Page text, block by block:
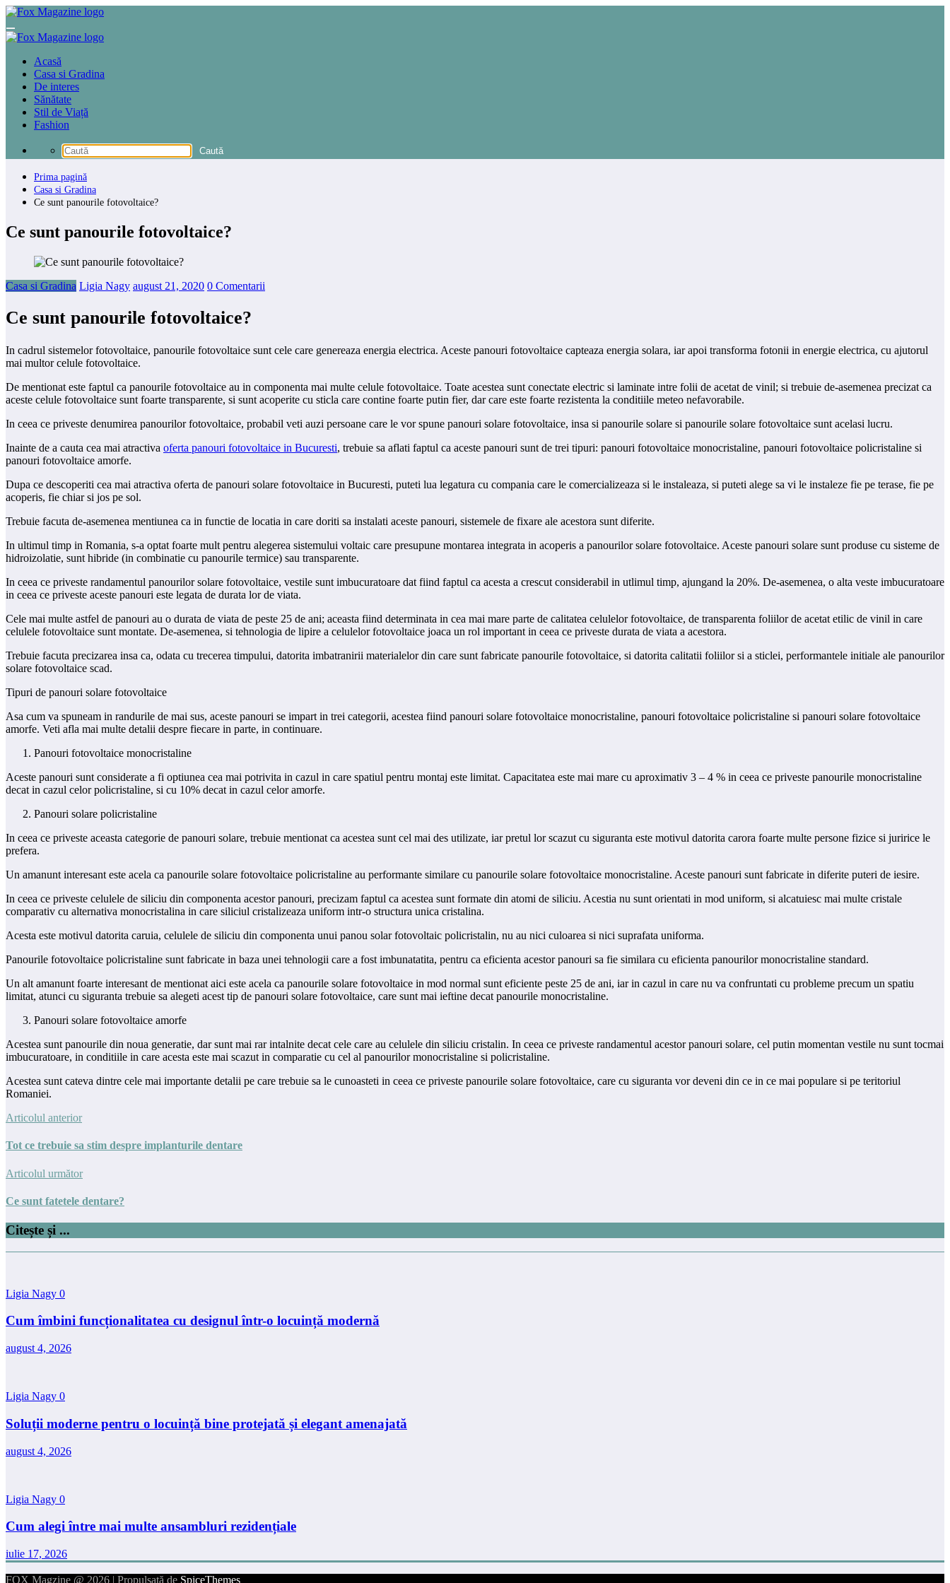
Sari
conținut
Acasă
Casa si Gradina
De interes
Sănătate
Stil de Viață
Fashion
Prima pagină
Casa si Gradina
Ce sunt panourile fotovoltaice?
Ce sunt panourile fotovoltaice?
Casa si Gradina Ligia Nagy august 21, 2020 0 Comentarii
Ce sunt panourile fotovoltaice?
In cadrul sistemelor fotovoltaice, panourile fotovoltaice sunt cele care genereaza energia electrica. Aceste panouri fotovoltaice capteaza energia solara, iar apoi transforma fotonii in energie electrica, cu ajutorul
mai multor celule fotovoltaice.
De mentionat este faptul ca panourile fotovoltaice au in componenta mai multe celule fotovoltaice. Toate acestea sunt conectate electric si laminate intre folii de acetat de vinil; si trebuie de-asemenea precizat ca
aceste celule fotovoltaice sunt foarte transparente, si sunt acoperite cu sticla care contine foarte putin fier, dar care este foarte rezistenta la conditiile meteo nefavorabile.
In ceea ce priveste denumirea panourilor fotovoltaice, probabil veti auzi persoane care le vor spune panouri solare fotovoltaice, insa si panourile solare si panourile solare fotovoltaice sunt acelasi lucru.
Inainte de a cauta cea mai atractiva oferta panouri fotovoltaice in Bucuresti, trebuie sa aflati faptul ca aceste panouri sunt de trei tipuri: panouri fotovoltaice monocristaline, panouri fotovoltaice policristaline si
panouri fotovoltaice amorfe.
Dupa ce descoperiti cea mai atractiva oferta de panouri solare fotovoltaice in Bucuresti, puteti lua legatura cu compania care le comercializeaza si le instaleaza, si puteti alege sa vi le instaleze fie pe terase, fie pe
acoperis, fie chiar si jos pe sol.
Trebuie facuta de-asemenea mentiunea ca in functie de locatia in care doriti sa instalati aceste panouri, sistemele de fixare ale acestora sunt diferite.
In ultimul timp in Romania, s-a optat foarte mult pentru alegerea sistemului voltaic care presupune montarea integrata in acoperis a panourilor solare fotovoltaice. Aceste panouri solare sunt produse cu sisteme de
hidroizolatie, sunt hibride (in combinatie cu panourile termice) sau transparente.
In ceea ce priveste randamentul panourilor solare fotovoltaice, vestile sunt imbucuratoare dat fiind faptul ca acesta a crescut considerabil in utlimul timp, ajungand la 20%. De-asemenea, o alta veste imbucuratoare
in ceea ce priveste aceste panouri este legata de durata lor de viata.
Cele mai multe astfel de panouri au o durata de viata de peste 25 de ani; aceasta fiind determinata in cea mai mare parte de calitatea celulelor fotovoltaice, de transparenta foliilor de acetat etilic de vinil in care
celulele fotovoltaice sunt montate. De-asemenea, si tehnologia de lipire a celulelor fotovoltaice joaca un rol important in ceea ce priveste durata de viata a acestora.
Trebuie facuta precizarea insa ca, odata cu trecerea timpului, datorita imbatranirii materialelor din care sunt fabricate panourile fotovoltaice, si datorita calitatii foliilor si a sticlei, performantele initiale ale panourilor
solare fotovoltaice scad.
Tipuri de panouri solare fotovoltaice
Asa cum va spuneam in randurile de mai sus, aceste panouri se impart in trei categorii, acestea fiind panouri solare fotovoltaice monocristaline, panouri fotovoltaice policristaline si panouri solare fotovoltaice
amorfe. Veti afla mai multe detalii despre fiecare in parte, in continuare.
Panouri fotovoltaice monocristaline
Aceste panouri sunt considerate a fi optiunea cea mai potrivita in cazul in care spatiul pentru montaj este limitat. Capacitatea este mai mare cu aproximativ 3 – 4 % in ceea ce priveste panourile monocristaline
decat in cazul celor policristaline, si cu 10% decat in cazul celor amorfe.
Panouri solare policristaline
In ceea ce priveste aceasta categorie de panouri solare, trebuie mentionat ca acestea sunt cel mai des utilizate, iar pretul lor scazut cu siguranta este motivul datorita carora foarte multe persone fizice si juririce le
prefera.
Un amanunt interesant este acela ca panourile solare fotovoltaice policristaline au performante similare cu panourile solare fotovoltaice monocristaline. Aceste panouri sunt fabricate in diferite puteri de iesire.
In ceea ce priveste celulele de siliciu din componenta acestor panouri, precizam faptul ca acestea sunt formate din atomi de siliciu. Acestia nu sunt orientati in mod uniform, si alcatuiesc mai multe cristale
comparativ cu alternativa monocristalina in care siliciul cristalizeaza uniform intr-o structura unica cristalina.
Acesta este motivul datorita caruia, celulele de siliciu din componenta unui panou solar fotovoltaic policristalin, nu au nici culoarea si nici suprafata uniforma.
Panourile fotovoltaice policristaline sunt fabricate in baza unei tehnologii care a fost imbunatatita, pentru ca eficienta acestor panouri sa fie similara cu eficienta panourilor monocristaline standard.
Un alt amanunt foarte interesant de mentionat aici este acela ca panourile solare fotovoltaice in mod normal sunt eficiente peste 25 de ani, iar in cazul in care nu va confruntati cu probleme precum un spatiu
limitat, atunci cu siguranta trebuie sa alegeti acest tip de panouri solare fotovoltaice, care sunt mai ieftine decat panourile monocristaline.
Panouri solare fotovoltaice amorfe
Acestea sunt panourile din noua generatie, dar sunt mai rar intalnite decat cele care au celulele din siliciu cristalin. In ceea ce priveste randamentul acestor panouri solare, cel putin momentan vestile nu sunt tocmai
imbucuratoare, in conditiile in care acesta este mai scazut in comparatie cu cel al panourilor monocristaline si policristaline.
Acestea sunt cateva dintre cele mai importante detalii pe care trebuie sa le cunoasteti in ceea ce priveste panourile solare fotovoltaice, care cu siguranta vor deveni din ce in ce mai populare si pe teritoriul
Romaniei.
Articolul anterior
Tot ce trebuie sa stim despre implanturile dentare
Articolul următor
Ce sunt fatetele dentare?
Citește și ...
Ligia Nagy 0
Cum îmbini funcționalitatea cu designul într-o locuință modernă
august 4, 2026
Ligia Nagy 0
Soluții moderne pentru o locuință bine protejată și elegant amenajată
august 4, 2026
Ligia Nagy 0
Cum alegi între mai multe ansambluri rezidențiale
iulie 17, 2026
FOX Magzine @ 2026 | Propulsată de SpiceThemes